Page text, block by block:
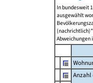
In bundesweit
ausgewählt
Abweichungen
Anzahl